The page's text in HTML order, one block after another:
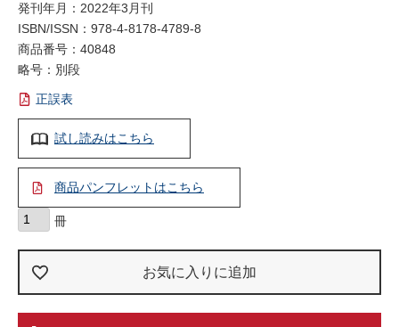
発刊年月：2022年3月刊
ISBN/ISSN： 978-4-8178-4789-8
商品番号：40848
略号：別段
正誤表
試し読みはこちら
商品パンフレットはこちら
お気に入りに追加